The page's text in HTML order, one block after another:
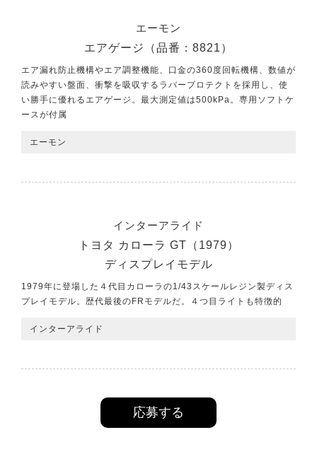
エーモン
エアゲージ（品番：8821）
エア漏れ防止機構やエア調整機能、口金の360度回転機構、数値が
読みやすい盤面、衝撃を吸収するラバープロテクトを採用し、使
い勝手に優れるエアゲージ。最大測定値は500kPa。専用ソフトケ
ースが付属
エーモン
インターアライド
トヨタ カローラ GT（1979）
ディスプレイモデル
1979年に登場した４代目カローラの1/43スケールレジン製ディス
プレイモデル。歴代最後のFRモデルだ。４つ目ライトも特徴的
インターアライド
応募する